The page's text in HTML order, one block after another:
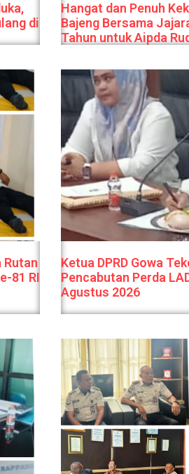
di
Hangat dan Penuh
Bajeng Bersama
Tahun untuk Aipda
Rutan
81 RI
Ketua DPRD Gowa
Pencabutan Perda
Agustus 2026